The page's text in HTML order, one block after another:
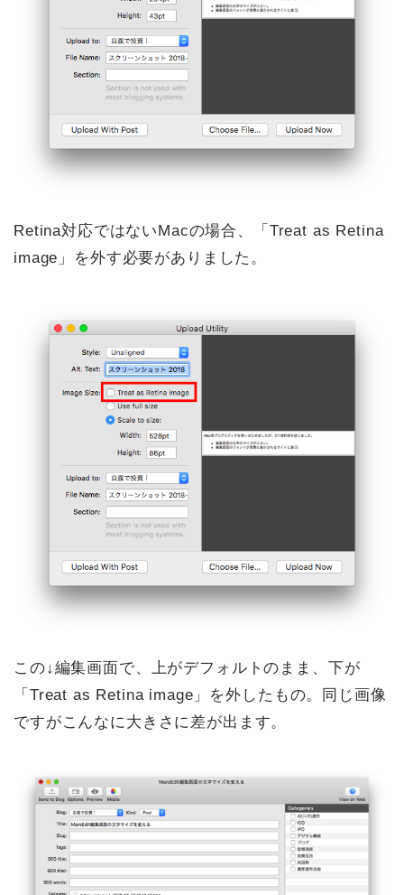
Retina対応ではないMacの場合、「Treat as Retina
image」を外す必要がありました。
この↓編集画面で、上がデフォルトのまま、下が
「Treat as Retina image」を外したもの。同じ画像
ですがこんなに大きさに差が出ます。